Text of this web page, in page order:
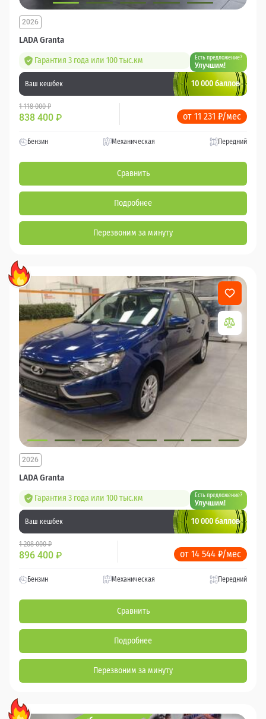
LADA Granta
2026
Гарантия 3 года или 100 тыс.км Есть предложение?
Улучшим!
Ваш кешбек 10 000 баллов
1 118 000 ₽
838 400 ₽ от 11 231 ₽/мес
Бензин Механическая Передний
Сравнить
Подробнее
Перезвоним за минуту
LADA Granta
2026
Гарантия 3 года или 100 тыс.км Есть предложение?
Улучшим!
Ваш кешбек 10 000 баллов
1 208 000 ₽
896 400 ₽ от 14 544 ₽/мес
Бензин Механическая Передний
Сравнить
Подробнее
Перезвоним за минуту